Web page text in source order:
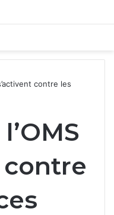
contre les
contre